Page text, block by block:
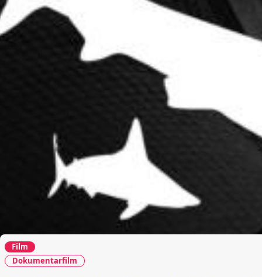
Film
Dokumentarfilm